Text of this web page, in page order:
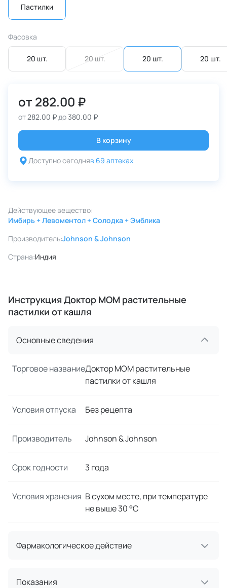
Пастилки
Фасовка
20 шт. 20 шт. 20 шт. 20 шт.
от 282.00 ₽
от282.00 ₽до380.00 ₽
В корзину
Доступно сегодняв 69 аптеках
Действующее вещество:
Имбирь + Левоментол + Солодка + Эмблика
Производитель:Johnson & Johnson
Страна:Индия
Инструкция Доктор МОМ растительные
пастилки от кашля
Основные сведения
Торговое названиеДоктор МОМ растительные
пастилки от кашля
Условия отпуска Без рецепта
Производитель Johnson & Johnson
Срок годности 3 года
Условия хранения В сухом месте, при температуре
не выше 30 °C
Фармакологическое действие
Показания